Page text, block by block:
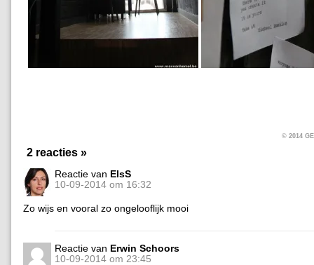
© 2014
2 reacties »
Reactie van ElsS
10-09-2014 om 16:32
Zo wijs en vooral zo ongelooflijk mooi
Reactie van Erwin Schoors
10-09-2014 om 23:45